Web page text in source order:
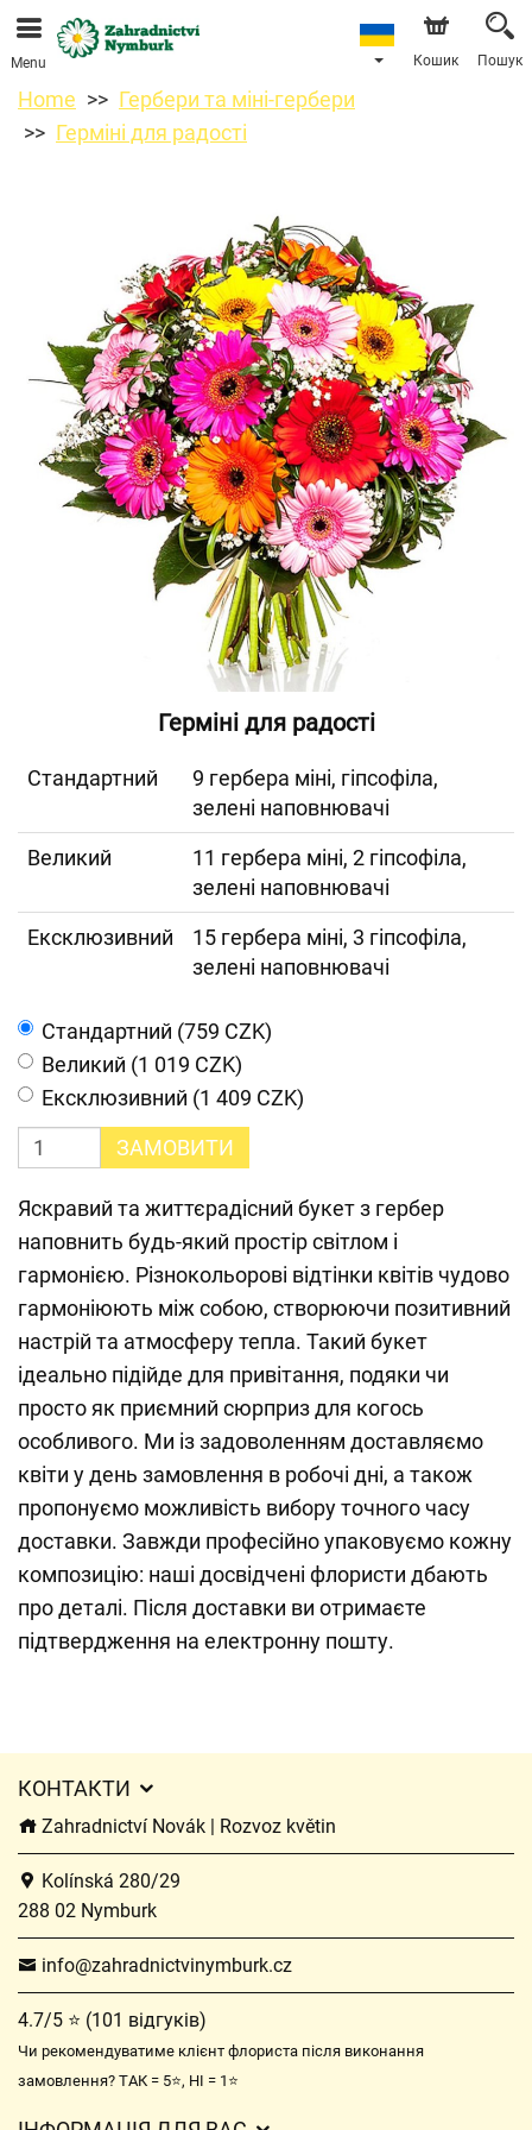
Ми приймаємо замовлення через наш інтернет-
магазин. Найближча можлива дата доставки —
11.08.2026 у зв’язку з відпусткою.
Menu Кошик Пошук
Home
Гербери та міні-гербери
Герміні для радості
Герміні для радості
Cтандартний
9 гербера міні, гіпсофіла,
зелені наповнювачі
Великий
11 гербера міні, 2 гіпсофіла,
зелені наповнювачі
Ексклюзивний
15 гербера міні, 3 гіпсофіла,
зелені наповнювачі
Cтандартний (759 CZK)
Великий (1 019 CZK)
Ексклюзивний (1 409 CZK)
ЗАМОВИТИ
Яскравий та життєрадісний букет з гербер
наповнить будь-який простір світлом і
гармонією. Різнокольорові відтінки квітів чудово
гармоніюють між собою, створюючи позитивний
настрій та атмосферу тепла. Такий букет
ідеально підійде для привітання, подяки чи
просто як приємний сюрприз для когось
особливого. Ми із задоволенням доставляємо
квіти у день замовлення в робочі дні, а також
пропонуємо можливість вибору точного часу
доставки. Завжди професійно упаковуємо кожну
композицію: наші досвідчені флористи дбають
про деталі. Після доставки ви отримаєте
підтвердження на електронну пошту.
КОНТАКТИ
Zahradnictví Novák | Rozvoz květin
Kolínská 280/29
288 02 Nymburk
info@zahradnictvinymburk.cz
4.7/5 ⭐ (101 відгуків)
Чи рекомендуватиме клієнт флориста після виконання
замовлення? ТАК = 5⭐, НІ = 1⭐